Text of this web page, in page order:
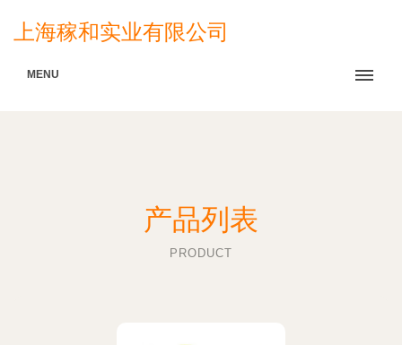
上海稼和实业有限公司
MENU
产品列表
PRODUCT